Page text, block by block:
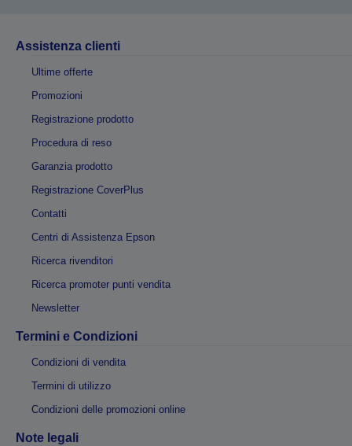
Assistenza clienti
Ultime offerte
Promozioni
Registrazione prodotto
Procedura di reso
Garanzia prodotto
Registrazione CoverPlus
Contatti
Centri di Assistenza Epson
Ricerca rivenditori
Ricerca promoter punti vendita
Newsletter
Termini e Condizioni
Condizioni di vendita
Termini di utilizzo
Condizioni delle promozioni online
Note legali